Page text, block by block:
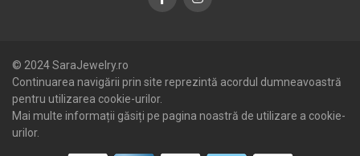
FacebookInstagram
© 2024 SaraJewelry.ro
Continuarea navigării prin site reprezintă acordul dumneavoastră
pentru utilizarea cookie-urilor.
Mai multe informații găsiți pe pagina noastră de utilizare a cookie-
urilor.